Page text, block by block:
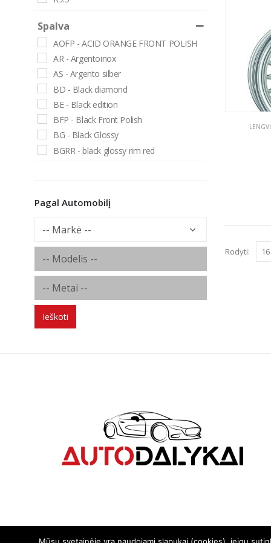
Rodyti:
Spalva
AOFP - ACID ORANGE FRONT POLISH
AR - Argentoinox
AS - Argento silber
BD - Black diamond
BE - Black edition
BFP - Black Front Polish
BG - Black Glossy
BGRR - black glossy rim red
BM - Black matt
BMSPR - black matt silver spoke rim
BP - Black painted
BPLR - Black painted lip red
BPM - black polished matt
BRI - BLACK RED INSIDE
BRP - black rim polished
BRR - black rim red
DBM - deep black matt
DGM - dark grey matt
DGPM - dark grey polished matt
DS - Dark Sparkle (DS)
Pagal Automobilį
Ieškoti